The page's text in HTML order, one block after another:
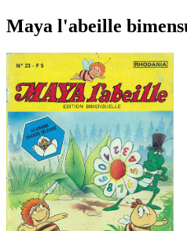
Maya l'abeille